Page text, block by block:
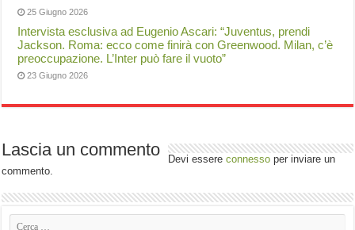
25 Giugno 2026
Intervista esclusiva ad Eugenio Ascari: “Juventus, prendi
Jackson. Roma: ecco come finirà con Greenwood. Milan, c’è
preoccupazione. L’Inter può fare il vuoto”
23 Giugno 2026
Lascia un commento Devi essereconnesso per inviare un
commento.